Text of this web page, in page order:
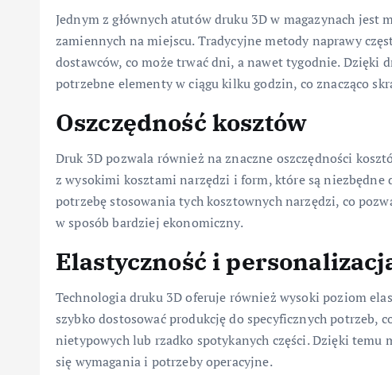
Jednym z głównych atutów druku 3D w magazynach jest
zamiennych na miejscu. Tradycyjne metody naprawy
dostawców, co może trwać dni, a nawet tygodnie. Dzięki
potrzebne elementy w ciągu kilku godzin, co znacząco
Oszczędność kosztów
Druk 3D pozwala również na znaczne oszczędności
z wysokimi kosztami narzędzi i form, które są
potrzebę stosowania tych kosztownych narzędzi, co
w sposób bardziej ekonomiczny.
Elastyczność i
Technologia druku 3D oferuje również wysoki poziom
szybko dostosować produkcję do specyficznych potrzeb,
nietypowych lub rzadko spotykanych części. Dzięki
się wymagania i potrzeby operacyjne.